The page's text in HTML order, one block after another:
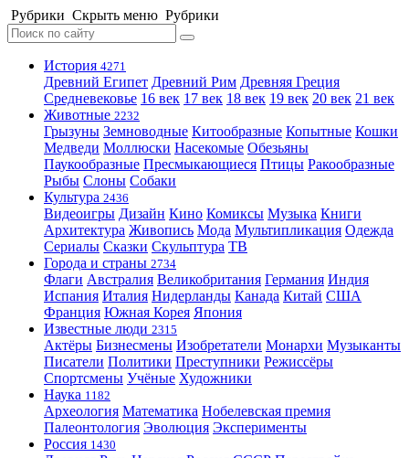
Рубрики Скрыть меню Рубрики
История 4271
Древний Египет Древний Рим Древняя Греция
Средневековье 16 век 17 век 18 век 19 век 20 век 21 век
Животные 2232
Грызуны Земноводные Китообразные Копытные Кошки
Медведи Моллюски Насекомые Обезьяны
Паукообразные Пресмыкающиеся Птицы Ракообразные
Рыбы Слоны Собаки
Культура 2436
Видеоигры Дизайн Кино Комиксы Музыка Книги
Архитектура Живопись Мода Мультипликация Одежда
Сериалы Сказки Скульптура ТВ
Города и страны 2734
Флаги Австралия Великобритания Германия Индия
Испания Италия Нидерланды Канада Китай США
Франция Южная Корея Япония
Известные люди 2315
Актёры Бизнесмены Изобретатели Монархи Музыканты
Писатели Политики Преступники Режиссёры
Спортсмены Учёные Художники
Наука 1182
Археология Математика Нобелевская премия
Палеонтология Эволюция Эксперименты
Россия 1430